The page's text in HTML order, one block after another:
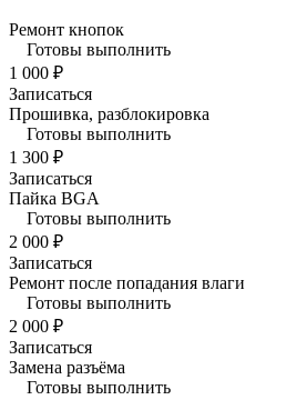
Ремонт кнопок
Готовы выполнить
1 000 ₽
Записаться
Прошивка, разблокировка
Готовы выполнить
1 300 ₽
Записаться
Пайка BGA
Готовы выполнить
2 000 ₽
Записаться
Ремонт после попадания влаги
Готовы выполнить
2 000 ₽
Записаться
Замена разъёма
Готовы выполнить